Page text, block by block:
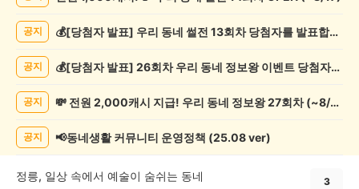
화/
글
공지 💰[당첨자 발표] 우리 동네 썰전 13회차 당첨자를 발표합니다!
공지 💰[당첨자 발표] 26회차 우리 동네 정보왕 이벤트 당첨자를 발표합니다!
공지 💸 전원 2,000캐시 지급! 우리 동네 정보왕 27회차 (~8/10)
공지 📢동네생활 커뮤니티 운영정책 (25.08 ver)
정릉, 일상 속에서 예술이 숨쉬는 동네 3